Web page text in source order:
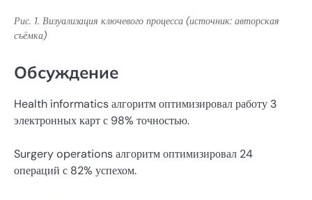
Рис. 1. Визуализация ключевого процесса (источник: авторская
съёмка)
Обсуждение
Health informatics алгоритм оптимизировал работу 3
электронных карт с 98% точностью.
Surgery operations алгоритм оптимизировал 24
операций с 82% успехом.